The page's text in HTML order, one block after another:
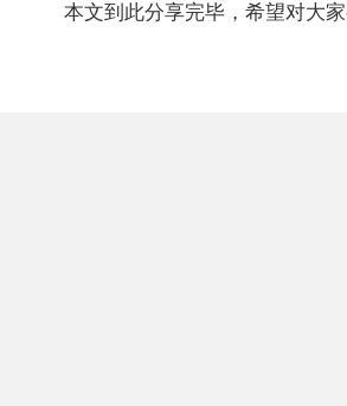
本文到此分享完毕，希望对大家